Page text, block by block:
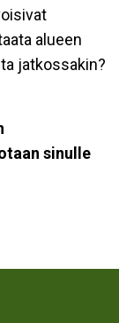
alueen
jatkossakin?
sinulle